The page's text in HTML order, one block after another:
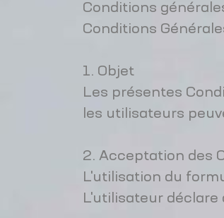
Conditions
Conditions
1. Objet
Les présentes
les utilisateurs
2. Acceptation des
L'utilisation du
L'utilisateur déclare